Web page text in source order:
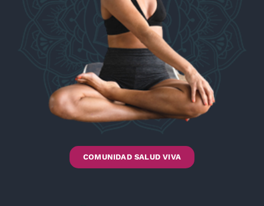
COMUNIDAD SALUD VIVA